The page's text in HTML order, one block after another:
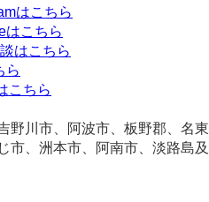
野川市、阿波市、板野郡、名東
市、洲本市、阿南市、淡路島及